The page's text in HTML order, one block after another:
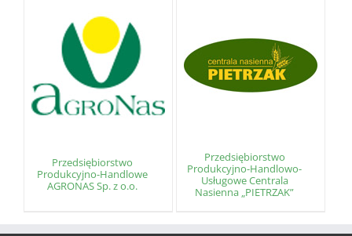
Przedsiębiorstwo
Produkcyjno-Handlowe
AGRONAS Sp. z o.o.
Przedsiębiorstwo
Produkcyjno-Handlowo-
Usługowe Centrala
Nasienna „PIETRZAK”